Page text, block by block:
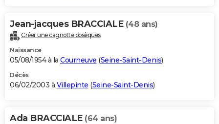
Jean-jacques BRACCIALE (48 ans)
Créer une cagnotte obsèques
Naissance
05/08/1954 à la Courneuve (Seine-Saint-Denis)
Décès
06/02/2003 à Villepinte (Seine-Saint-Denis)
Ada BRACCIALE (64 ans)